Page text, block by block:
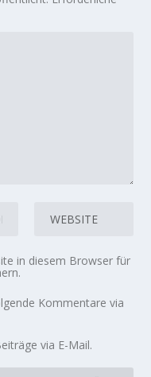
in diesem Browser für
Kommentare via
via E-Mail.